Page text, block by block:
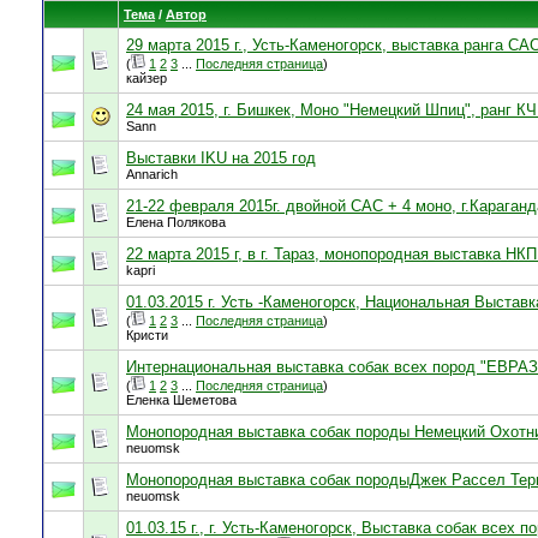
Тема / Автор
29 марта 2015 г., Усть-Каменогорск, выставка ранга
( 1 2 3 Последняя страница)
кайзер
24 мая 2015, г. Бишкек, Моно "Немецкий Шпиц", ранг
Sann
Выставки IKU на 2015 год
Annarich
21-22 февраля 2015г. двойной САС + 4 моно,
Елена Полякова
22 марта 2015 г, в г. Тараз, монопородная выставка
kapri
01.03.2015 г. Усть -Каменогорск, Национальная
( 1 2 3 Последняя страница)
Кристи
Интернациональная выставка собак всех пород
( 1 2 3 Последняя страница)
Еленка Шеметова
Монопородная выставка собак породы Немецкий
neuomsk
Монопородная выставка собак породыДжек Рассел
neuomsk
01.03.15 г., г. Усть-Каменогорск, Выставка собак